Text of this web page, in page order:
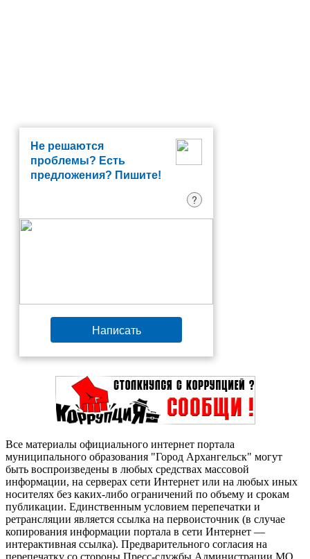
Не решаются
проблемы? Есть
предложения? Пишите!
?
Написать
Все материалы официального интернет портала
муниципального образования "Город Архангельск" могут
быть воспроизведены в любых средствах массовой
информации, на серверах сети Интернет или на любых иных
носителях без каких-либо ограничений по объему и срокам
публикации. Единственным условием перепечатки и
ретрансляции является ссылка на первоисточник (в случае
копирования информации портала в сети Интернет —
интерактивная ссылка). Предварительного согласия на
перепечатку со стороны Пресс-службы Администрации МО